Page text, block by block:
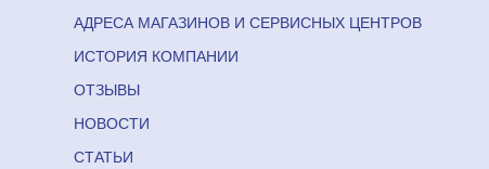
АДРЕСА МАГАЗИНОВ И СЕРВИСНЫХ ЦЕНТРОВ
ИСТОРИЯ КОМПАНИИ
ОТЗЫВЫ
НОВОСТИ
СТАТЬИ